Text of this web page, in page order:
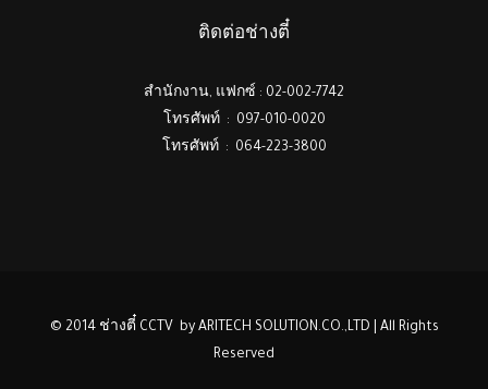
ติดต่อช่างตี๋
สำนักงาน, แฟกซ์ : 02-002-7742
โทรศัพท์ : 097-010-0020
โทรศัพท์ : 064-223-3800
© 2014 ช่างตี๋ CCTV by ARITECH SOLUTION.CO.,LTD | All Rights
Reserved